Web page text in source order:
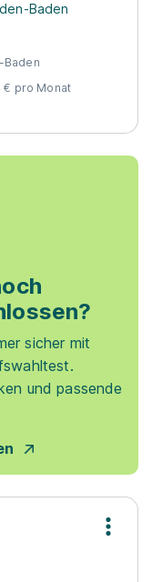
Baden
Baden
€ pro Monat
sicher mit
und passende